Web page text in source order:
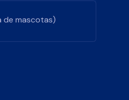
de mascotas)